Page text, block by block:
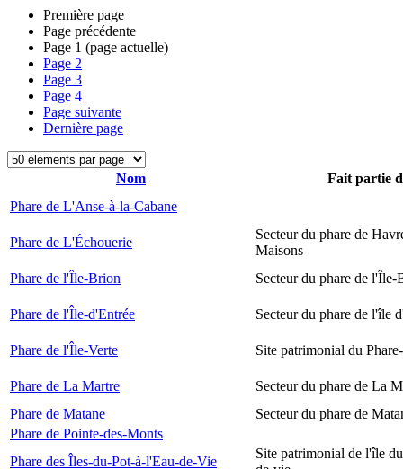
Première page
Page précédente
Page 1 (page actuelle)
Page 2
Page 3
Page 4
Page suivante
Dernière page
Nom
Fait partie
Phare de L'Anse-à-la-Cabane
Phare de L'Échouerie
Secteur du phare de
Maisons
Phare de l'Île-Brion
Secteur du phare de l'Île-
Phare de l'Île-d'Entrée Secteur du phare de l'île
Phare de l'Île-Verte Site patrimonial du
Phare de La Martre
Secteur du phare de La
Phare de Matane
Secteur du phare de
Phare de Pointe-des-Monts
Phare des Îles-du-Pot-à-l'Eau-de-Vie
Site patrimonial de l'île